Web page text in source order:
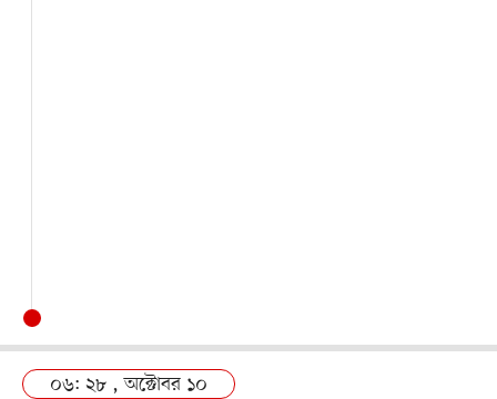
০৬: ২৮ , অক্টোবর ১০